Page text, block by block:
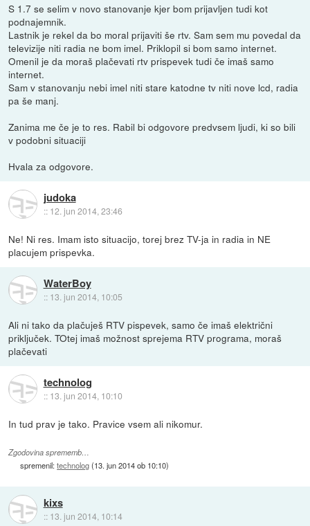
S 1.7 se selim v novo stanovanje kjer bom prijavljen tudi kot
podnajemnik.
Lastnik je rekel da bo moral prijaviti še rtv. Sam sem mu povedal da
televizije niti radia ne bom imel. Priklopil si bom samo internet.
Omenil je da moraš plačevati rtv prispevek tudi če imaš samo
internet.
Sam v stanovanju nebi imel niti stare katodne tv niti nove lcd, radia
pa še manj.
Zanima me če je to res. Rabil bi odgovore predvsem ljudi, ki so bili
v podobni situaciji
Hvala za odgovore.
judoka
:: 12. jun 2014, 23:46
Ne! Ni res. Imam isto situacijo, torej brez TV-ja in radia in NE
placujem prispevka.
WaterBoy
:: 13. jun 2014, 10:05
Ali ni tako da plačuješ RTV pispevek, samo če imaš električni
priključek. TOtej imaš možnost sprejema RTV programa, moraš
plačevati
technolog
:: 13. jun 2014, 10:10
In tud prav je tako. Pravice vsem ali nikomur.
Zgodovina sprememb…
spremenil:technolog(13. jun 2014 ob 10:10)
kixs
:: 13. jun 2014, 10:14